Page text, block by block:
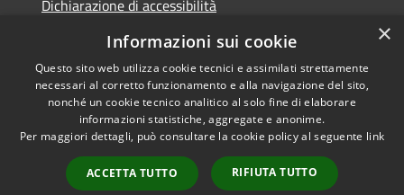
Dichiarazione di accessibilità
Whistleblowing-segnalazione illeciti
Accessibilità
Copyright © 2026 • Comune di
Torre d'Isola • Powered by
Municipium•
Accesso
redazione
×
Informazioni sui cookie
Questo sito web utilizza cookie tecnici e assimilati strettamente
necessari al corretto funzionamento e alla navigazione del sito,
nonché un cookie tecnico analitico al solo fine di elaborare
informazioni statistiche, aggregate e anonime.
Per maggiori dettagli, può consultare la cookie policy al seguente link
ACCETTA TUTTO RIFIUTA TUTTO